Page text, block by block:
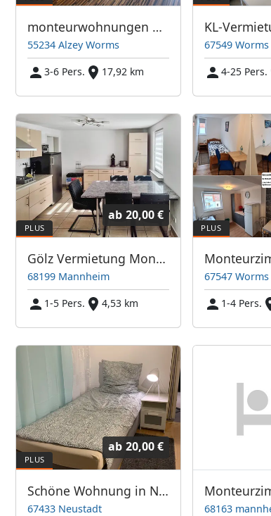
monteurwohnungen Meier
55234 Alzey Worms
3-6 Pers.
17,92 km
67549 Worms
4-25 Pers.
ab 20,00 €
Gölz Vermietung Monteurunterkunft Monteurzimmer Monteurwohnung Zimmer Unterkunft
68199 Mannheim
1-5 Pers.
4,53 km
67547 Worms
1-4 Pers.
ab 20,00 €
Schöne Wohnung in Neustadt
67433 Neustadt
68163